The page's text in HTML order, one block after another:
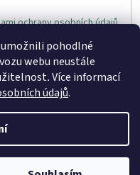
umožnili pohodlné
webu neustále
.Více informací
údajů.
ochrany osobních údajů
práva vyhrazena.